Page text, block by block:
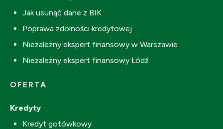
Jak usunąć dane z BIK
Poprawa zdolności kredytowej
Niezależny ekspert finansowy w Warszawie
Niezależny ekspert finansowy Łódź
OFERTA
Kredyty
Kredyt gotówkowy